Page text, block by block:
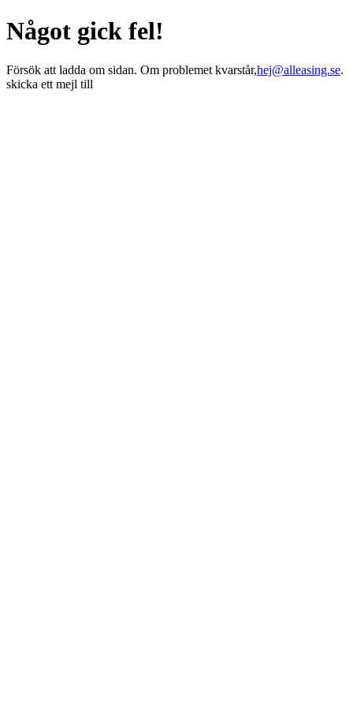
Något gick fel!
Försök att ladda om sidan. Om problemet kvarstår,hej@alleasing.se.
skicka ett mejl till